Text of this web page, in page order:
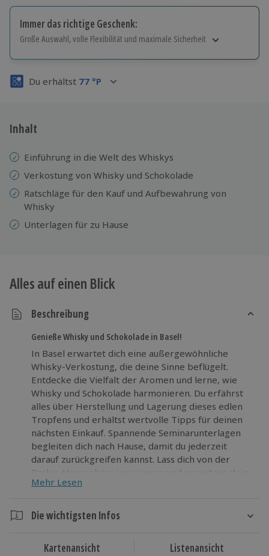
Immer das richtige Geschenk:
Große Auswahl, volle Flexibilität und maximale Sicherheit
Volle Flexibilität
3 Jahre gültig & verlängerbar.
Du erhältst 77 °P
Inhalt
Einführung in die Welt des Whiskys
Verkostung von Whisky und Schokolade
Ratschläge für den Kauf und Aufbewahrung von
Whisky
Unterlagen für zu Hause
Alles auf einen Blick
Beschreibung
Genieße Whisky und Schokolade in Basel!
In Basel erwartet dich eine außergewöhnliche
Whisky-Verkostung, die deine Sinne beflügelt.
Entdecke die Vielfalt der Aromen und lerne, wie
Whisky und Schokolade harmonieren. Du erfährst
alles über Herstellung und Lagerung dieses edlen
Tropfens und erhältst wertvolle Tipps für deinen
nächsten Einkauf. Spannende Seminarunterlagen
begleiten dich nach Hause, damit du jederzeit
darauf zurückgreifen kannst. Lass dich von der
Basler Atmosphäre inspirieren und erweitere dein
Wissen in einer Stadt voller Charme und Kultur. Ein
außergewöhnliche Whisky-Verkostung mit
Schokolade. Tauche ein und entdecke neue Aromen!
Mehr Lesen
Die wichtigsten Infos
Kartenansicht Listenansicht